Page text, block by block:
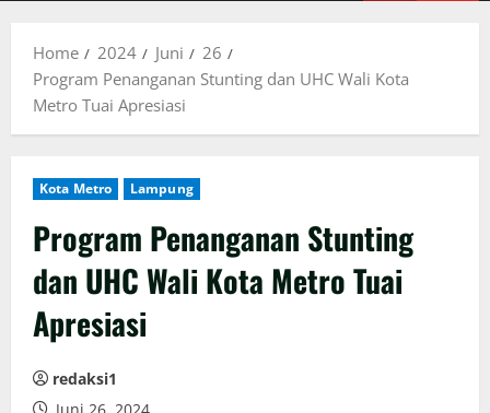
Home 2024 Juni
26
Program Penanganan Stunting dan UHC Wali Kota
Metro Tuai Apresiasi
Kota Metro Lampung
Program Penanganan Stunting
dan UHC Wali Kota Metro Tuai
Apresiasi
redaksi1